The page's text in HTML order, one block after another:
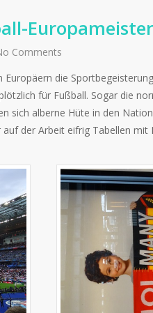
Comments
Europäern die
für Fußball. Sogar die
sich alberne Hüte in den
der Arbeit eifrig Tabellen mit